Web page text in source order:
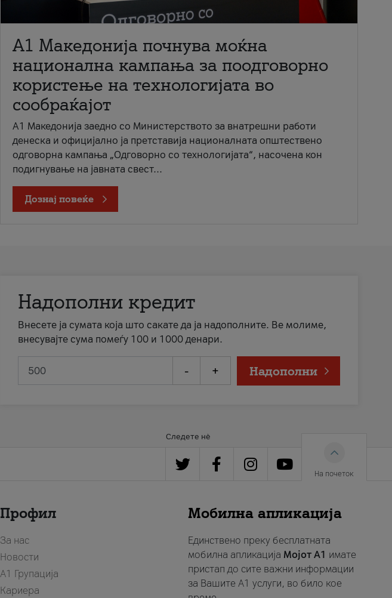
A1 Македонија почнува моќна
национална кампања за поодговорно
користење на технологијата во
сообраќајот
A1 Македонија заедно со Министерството за внатрешни работи
денеска и официјално ја претставија националната општествено
одговорна кампања „Одговорно со технологијата“, насочена кон
подигнување на јавната свест...
Дознај повеќе
Надополни кредит
Внесете ја сумата која што сакате да ја надополните. Ве молиме,
внесувајте сума помеѓу 100 и 1000 денари.
- + Надополни
Следете нè
На почеток
Профил
За нас
Новости
А1 Групација
Кариера
Мобилна апликација
Единствено преку бесплатната
мобилна апликација Мојот A1 имате
пристап до сите важни информации
за Вашите A1 услуги, во било кое